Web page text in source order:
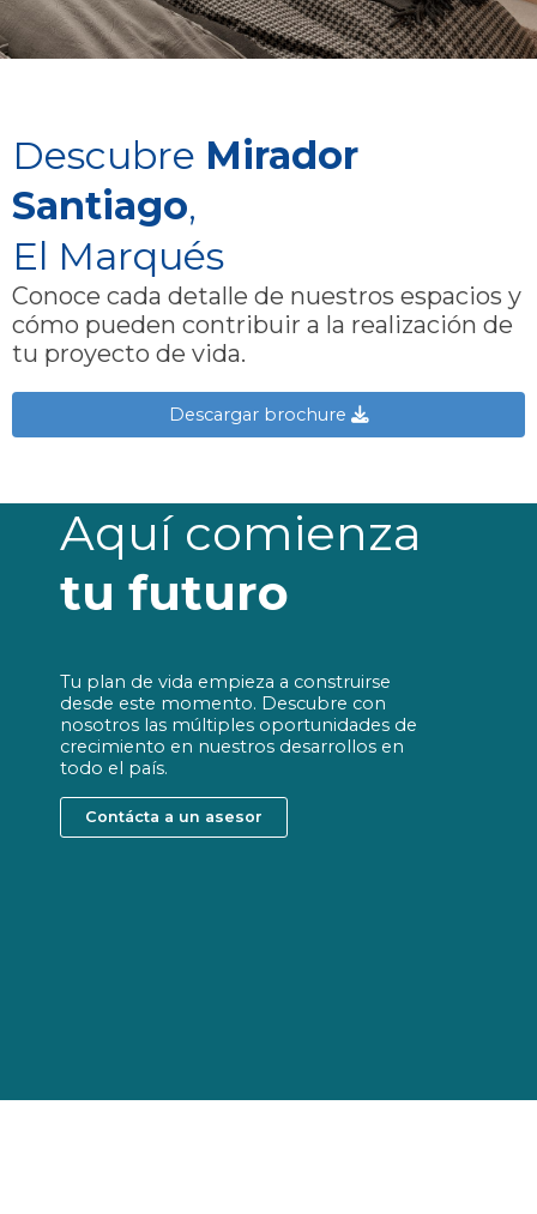
Descubre Mirador
Santiago,
El Marqués
Conoce cada detalle de nuestros espacios y
cómo pueden contribuir a la realización de
tu proyecto de vida.
Descargar brochure
Aquí comienza
tu futuro
Tu plan de vida empieza a construirse
desde este momento. Descubre con
nosotros las múltiples oportunidades de
crecimiento en nuestros desarrollos en
todo el país.
Contácta a un asesor